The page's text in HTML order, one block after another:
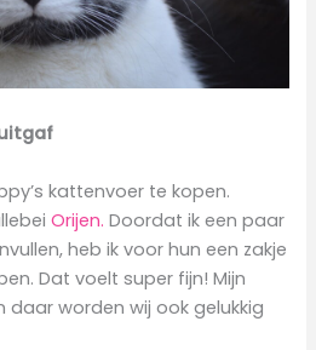
kattenvoer te kopen.
Orijen. Doordat ik een paar
heb ik voor hun een zakje
Dat voelt super fijn! Mijn
daar worden wij ook gelukkig